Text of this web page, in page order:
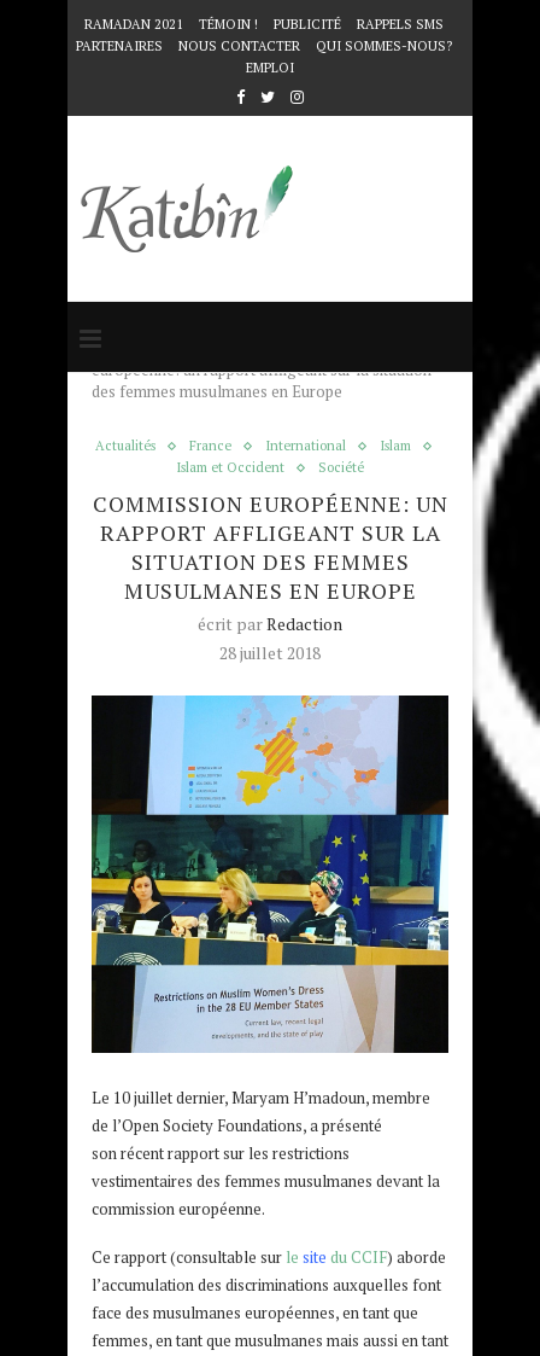
RAMADAN 2021 TÉMOIN ! PUBLICITÉ
RAPPELS SMS
PARTENAIRES
NOUS CONTACTER
QUI SOMMES-NOUS?
EMPLOI
Accueil
européenne: un rapport affligeant sur la situation
des femmes musulmanes en Europe
Actualités France International
Islam
Islam et Occident
Société
COMMISSION EUROPÉENNE: UN
RAPPORT AFFLIGEANT SUR LA
SITUATION DES FEMMES
MUSULMANES EN EUROPE
écrit parRedaction
28 juillet 2018
Le 10 juillet dernier, Maryam H’madoun, membre
de l’Open Society Foundations, a présenté
son récent rapport sur les restrictions
vestimentaires des femmes musulmanes devant la
commission européenne.
Ce rapport (consultable sur le site du CCIF) aborde
l’accumulation des discriminations auxquelles font
face des musulmanes européennes, en tant que
femmes, en tant que musulmanes mais aussi en tant